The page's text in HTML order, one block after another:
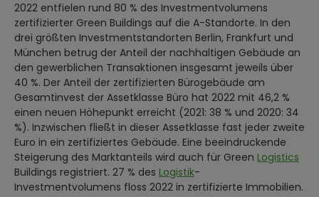
2022 entfielen rund 80 % des Investmentvolumens
zertifizierter Green Buildings auf die A-Standorte. In den
drei größten Investmentstandorten Berlin, Frankfurt und
München betrug der Anteil der nachhaltigen Gebäude an
den gewerblichen Transaktionen insgesamt jeweils über
40 %. Der Anteil der zertifizierten Bürogebäude am
Gesamtinvest der Assetklasse Büro hat 2022 mit 46,2 %
einen neuen Höhepunkt erreicht (2021: 38 % und 2020: 34
%). Inzwischen fließt in dieser Assetklasse fast jeder zweite
Euro in ein zertifiziertes Gebäude. Eine beeindruckende
Steigerung des Marktanteils wird auch für Green Logistics
Buildings registriert. 27 % des Logistik-
Investmentvolumens floss 2022 in zertifizierte Immobilien.